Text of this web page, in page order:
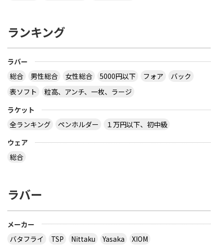
ランキング
ラバー
総合
男性総合 女性総合 5000円以下 フォア
バック
表ソフト
粒高、アンチ、一枚、ラージ
ラケット
全ランキング
ペンホルダー
１万円以下、初中級
ウェア
総合
ラバー
メーカー
バタフライ
TSP Nittaku Yasaka
XIOM